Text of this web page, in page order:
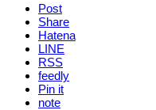
Post
Share
Hatena
LINE
RSS
feedly
Pin it
note